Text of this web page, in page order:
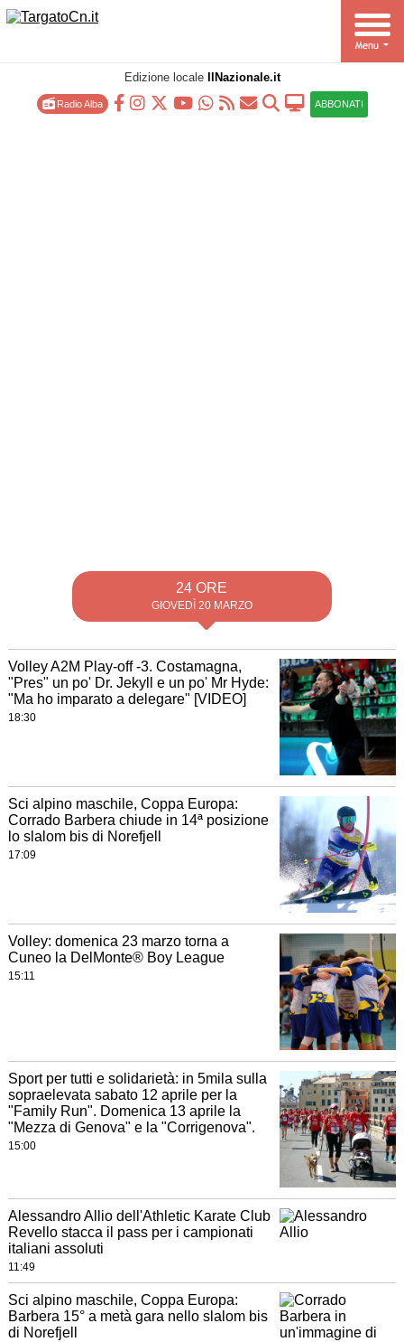
Edizione locale IlNazionale.it
Radio Alba ABBONATI
24 ORE
GIOVEDÌ 20 MARZO
Volley A2M Play-off -3. Costamagna,
"Pres" un po' Dr. Jekyll e un po' Mr Hyde:
"Ma ho imparato a delegare" [VIDEO]
18:30
Sci alpino maschile, Coppa Europa:
Corrado Barbera chiude in 14ª posizione
lo slalom bis di Norefjell
17:09
Volley: domenica 23 marzo torna a
Cuneo la DelMonte® Boy League
15:11
Sport per tutti e solidarietà: in 5mila sulla
sopraelevata sabato 12 aprile per la
"Family Run". Domenica 13 aprile la
"Mezza di Genova" e la "Corrigenova".
15:00
Alessandro Allio dell'Athletic Karate Club
Revello stacca il pass per i campionati
italiani assoluti
11:49
Sci alpino maschile, Coppa Europa:
Barbera 15° a metà gara nello slalom bis
di Norefjell